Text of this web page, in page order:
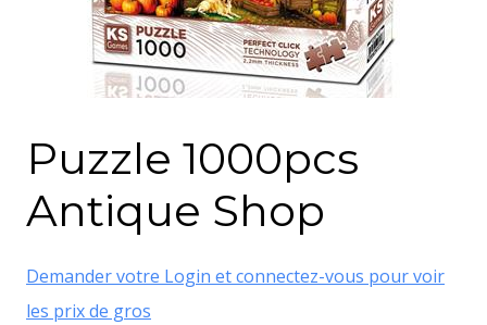
Puzzle 1000pcs
Antique Shop
Demander votre Login et connectez-vous pour voir
les prix de gros